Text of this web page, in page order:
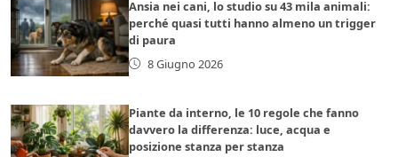
Ansia nei cani, lo studio su 43 mila animali:
perché quasi tutti hanno almeno un trigger
di paura
8 Giugno 2026
Piante da interno, le 10 regole che fanno
davvero la differenza: luce, acqua e
posizione stanza per stanza